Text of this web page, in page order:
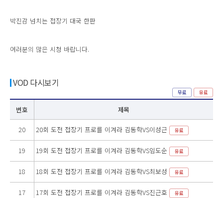
박진감 넘치는 접장기 대국 한판
여러분의 많은 시청 바랍니다.
VOD 다시보기
번호 제목
20 20회 도전 접장기 프로를 이겨라 김동학VS이성근 유료
19 19회 도전 접장기 프로를 이겨라 김동학VS임도순 유료
18 18회 도전 접장기 프로를 이겨라 김동학VS최보성 유료
17 17회 도전 접장기 프로를 이겨라 김동학VS진근호 유료
무료 유료